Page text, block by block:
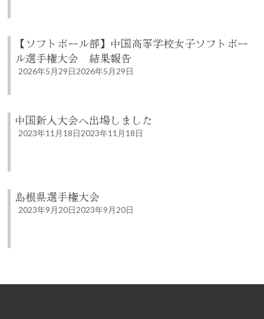
【ソフトボール部】中国高等学校女子ソフトボー
ル選手権大会 結果報告
2026年5月29日2026年5月29日
中国新人大会へ出場しました
2023年11月18日2023年11月18日
島根県選手権大会
2023年9月20日2023年9月20日